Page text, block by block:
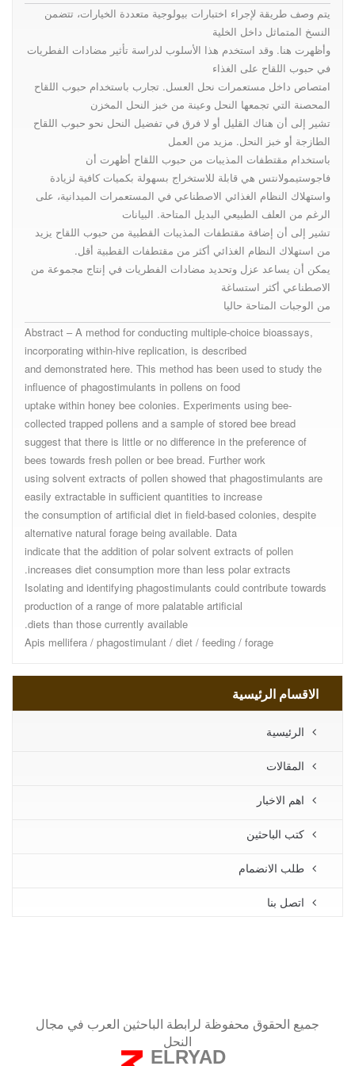
pollen, bee bread and pollen
extracts, on free-flying honey
bee colonies
يتم وصف طريقة لإجراء اختبارات بيولوجية متعددة الخيارات، تتضمن
النسخ المتماثل داخل الخلية
وأظهرت هنا. وقد استخدم هذا الأسلوب لدراسة تأثير مضادات الفطريات
في حبوب اللقاح على الغذاء
امتصاص داخل مستعمرات نحل العسل. تجارب باستخدام حبوب اللقاح
المحصنة التي تجمعها النحل وعينة من خبز النحل المخزن
تشير إلى أن هناك القليل أو لا فرق في تفضيل النحل نحو حبوب اللقاح
الطازجة أو خبز النحل. مزيد من العمل
باستخدام مقتطفات المذيبات من حبوب اللقاح أظهرت أن
فاجوستيمولانتس هي قابلة للاستخراج بسهولة بكميات كافية لزيادة
واستهلاك النظام الغذائي الاصطناعي في المستعمرات الميدانية، على
الرغم من العلف الطبيعي البديل المتاحة. البيانات
تشير إلى أن إضافة مقتطفات المذيبات القطبية من حبوب اللقاح يزيد
من استهلاك النظام الغذائي أكثر من مقتطفات القطبية أقل.
يمكن أن يساعد عزل وتحديد مضادات الفطريات في إنتاج مجموعة من
الاصطناعي أكثر استساغة
من الوجبات المتاحة حاليا
Abstract – A method for conducting multiple-choice bioassays,
incorporating within-hive replication, is described
and demonstrated here. This method has been used to study the
influence of phagostimulants in pollens on food
uptake within honey bee colonies. Experiments using bee-
collected trapped pollens and a sample of stored bee bread
suggest that there is little or no difference in the preference of
bees towards fresh pollen or bee bread. Further work
using solvent extracts of pollen showed that phagostimulants are
easily extractable in sufficient quantities to increase
the consumption of artificial diet in field-based colonies, despite
alternative natural forage being available. Data
indicate that the addition of polar solvent extracts of pollen
increases diet consumption more than less polar extracts.
Isolating and identifying phagostimulants could contribute towards
production of a range of more palatable artificial
diets than those currently available.
Apis mellifera / phagostimulant / diet / feeding / forage
الاقسام الرئيسية
الرئيسية
المقالات
اهم الاخبار
كتب الباحثين
طلب الانضمام
اتصل بنا
جميع الحقوق محفوظة لرابطة الباحثين العرب في مجال
النحل
ELRYAD